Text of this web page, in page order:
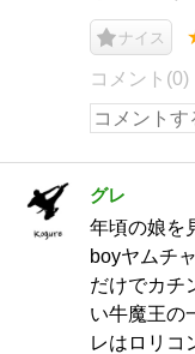
ナイス
コメント(0)
グレ
年頃の娘を
boyヤムチ
だけでカチ
い牛魔王の
レはロリコ